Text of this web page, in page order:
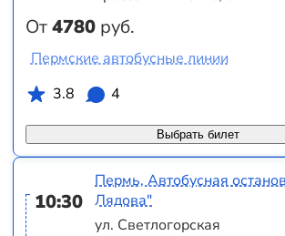
От4780 руб.
Выбрать билет
Пермские автобусные линии
3.8
4
10:30
Пермь, Автобусная
Лядова"
ул. Светлогорская